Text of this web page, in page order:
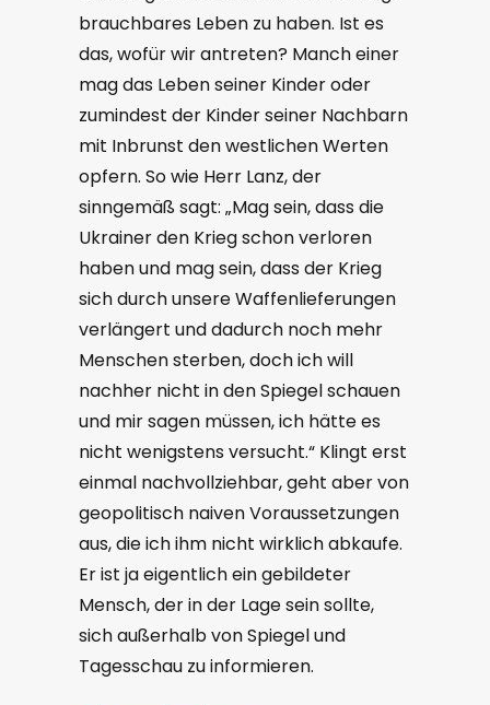
brauchbares Leben zu haben. Ist es
das, wofür wir antreten? Manch einer
mag das Leben seiner Kinder oder
zumindest der Kinder seiner Nachbarn
mit Inbrunst den westlichen Werten
opfern. So wie Herr Lanz, der
sinngemäß sagt: „Mag sein, dass die
Ukrainer den Krieg schon verloren
haben und mag sein, dass der Krieg
sich durch unsere Waffenlieferungen
verlängert und dadurch noch mehr
Menschen sterben, doch ich will
nachher nicht in den Spiegel schauen
und mir sagen müssen, ich hätte es
nicht wenigstens versucht.“ Klingt erst
einmal nachvollziehbar, geht aber von
geopolitisch naiven Voraussetzungen
aus, die ich ihm nicht wirklich abkaufe.
Er ist ja eigentlich ein gebildeter
Mensch, der in der Lage sein sollte,
sich außerhalb von Spiegel und
Tagesschau zu informieren.